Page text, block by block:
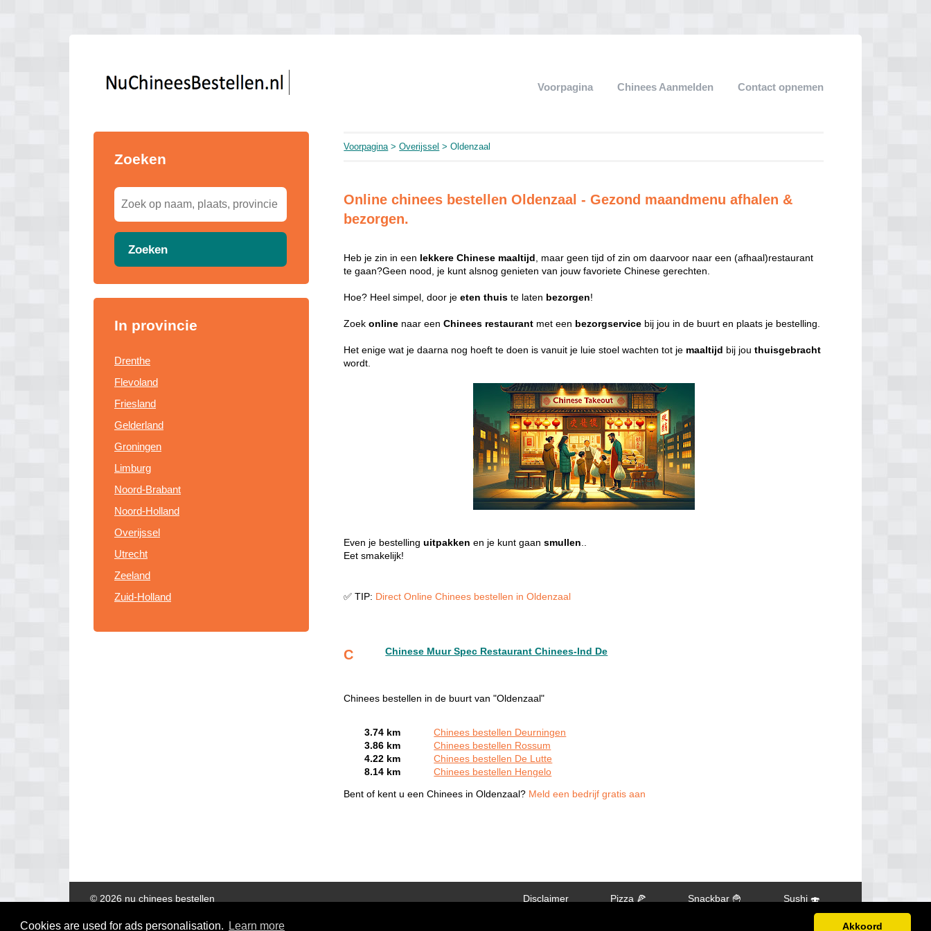
Cookies are used for ads personalisation. Learn more Akkoord
Voorpagina Chinees Aanmelden Contact opnemen
Zoeken
Zoeken
In provincie
Drenthe
Flevoland
Friesland
Gelderland
Groningen
Limburg
Noord-Brabant
Noord-Holland
Overijssel
Utrecht
Zeeland
Zuid-Holland
Voorpagina>Overijssel > Oldenzaal
Online chinees bestellen Oldenzaal - Gezond maandmenu afhalen &
bezorgen.
Heb je zin in een lekkere Chinese maaltijd , maar geen tijd of zin om daarvoor naar een (afhaal)restaurant
te gaan?Geen nood, je kunt alsnog genieten van jouw favoriete Chinese gerechten.
Hoe? Heel simpel, door jeeten thuis te laten bezorgen!
Zoekonline naar eenChinees restaurant met een bezorgservice bij jou in de buurt en plaats je bestelling.
Het enige wat je daarna nog hoeft te doen is vanuit je luie stoel wachten tot je maaltijd bij jouthuisgebracht
wordt.
Even je bestellinguitpakken en je kunt gaansmullen
Eet smakelijk!
✅ TIP: Direct Online Chinees bestellen in Oldenzaal
C Chinese Muur Spec Restaurant Chinees-Ind De
Chinees bestellen in de buurt van "Oldenzaal"
3.74 km
Chinees bestellen Deurningen
3.86 km
Chinees bestellen Rossum
4.22 km
Chinees bestellen De Lutte
8.14 km
Chinees bestellen Hengelo
Bent of kent u een Chinees in Oldenzaal? Meld een bedrijf gratis aan
Sushi 🍣
Snackbar 🍟
Pizza 🍕
Disclaimer
© 2026 nu chinees bestellen